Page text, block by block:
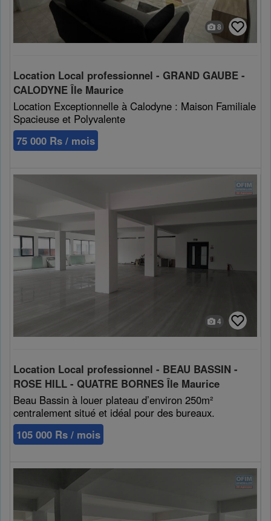
8
Location Local professionnel - GRAND GAUBE -
CALODYNE Île Maurice
Location Exceptionnelle à Calodyne : Maison Familiale
Spacieuse et Polyvalente
75 000 Rs / mois
4
Location Local professionnel - BEAU BASSIN -
ROSE HILL - QUATRE BORNES Île Maurice
Beau Bassin à louer plateau d’environ 250m²
centralement situé et idéal pour des bureaux.
105 000 Rs / mois